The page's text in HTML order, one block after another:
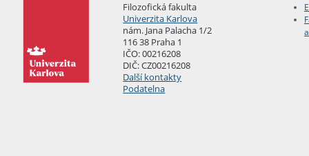
Filozofická fakulta
Univerzita Karlova
nám. Jana Palacha 1/2
116 38 Praha 1
IČO: 00216208
DIČ: CZ00216208
Další kontakty
Podatelna